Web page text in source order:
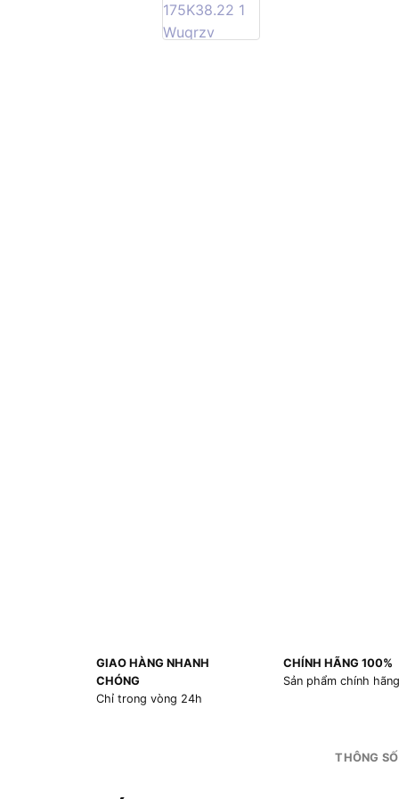
GIAO HÀNG NHANH
CHÓNG
Chỉ trong vòng 24h
CHÍNH HÃNG 100%
Sản phẩm chính hãng
THÔNG